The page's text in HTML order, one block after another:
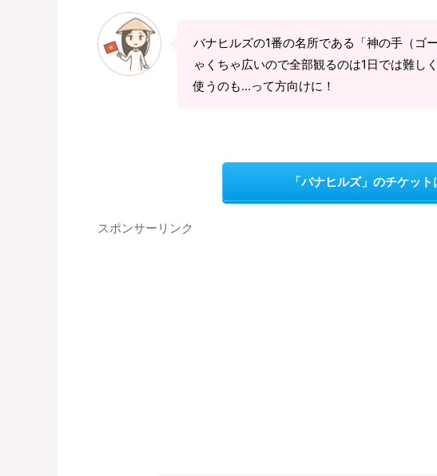
バナヒルズの1番の名所である「神の手（ゴ
ゃくちゃ広いので全部観るのは1日では難し
使うのも...って方向けに！
「バナヒルズ」のチケット
スポンサーリンク